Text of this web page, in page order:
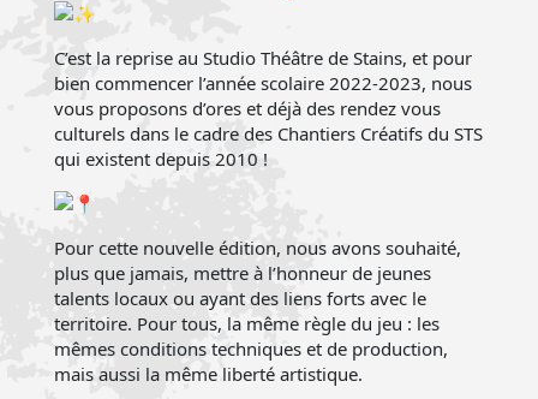
C’est la reprise au Studio Théâtre de Stains, et pour
bien commencer l’année scolaire 2022-2023, nous
vous proposons d’ores et déjà des rendez vous
culturels dans le cadre des Chantiers Créatifs du STS
qui existent depuis 2010 !
Pour cette nouvelle édition, nous avons souhaité,
plus que jamais, mettre à l’honneur de jeunes
talents locaux ou ayant des liens forts avec le
territoire. Pour tous, la même règle du jeu : les
mêmes conditions techniques et de production,
mais aussi la même liberté artistique.